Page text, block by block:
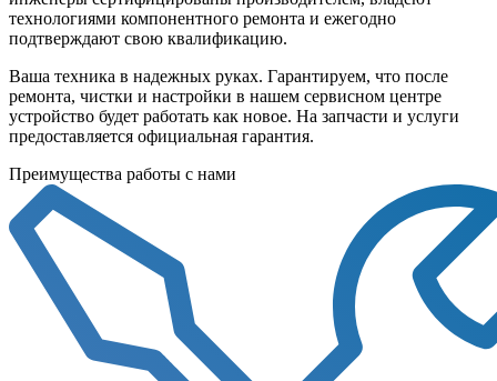
технологиями компонентного ремонта и ежегодно
подтверждают свою квалификацию.
Ваша техника в надежных руках. Гарантируем, что после
ремонта, чистки и настройки в нашем сервисном центре
устройство будет работать как новое. На запчасти и услуги
предоставляется официальная гарантия.
Преимущества работы с нами